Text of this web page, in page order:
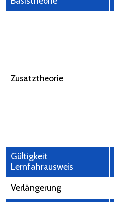
Zusatztheorie
Gültigkeit
Lernfahrausweis
Verlängerung